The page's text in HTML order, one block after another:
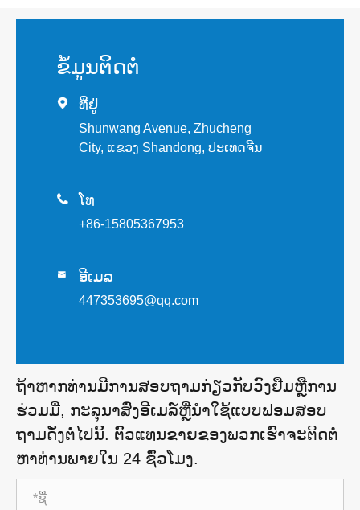
ຂໍ້​ມູນ​ຕິດ​ຕໍ່
 ທີ່ຢູ່
Shunwang Avenue, Zhucheng
City, ແຂວງ Shandong, ປະເທດຈີນ
 ໂທ
+86-15805367953
 ອີເມລ
447353695@qq.com
ຖ້າ​ຫາກ​ທ່ານ​ມີ​ການ​ສອບ​ຖາມ​ກ່ຽວ​ກັບ​ວົງ​ຢືມ​ຫຼື​ການ​
ຮ່ວມ​ມື​, ກະ​ລຸ​ນາ​ສົ່ງ​ອີ​ເມລ​໌​ຫຼື​ນໍາ​ໃຊ້​ແບບ​ຟອມ​ສອບ​
ຖາມ​ດັ່ງ​ຕໍ່​ໄປ​ນີ້​. ຕົວແທນຂາຍຂອງພວກເຮົາຈະຕິດຕໍ່
ຫາທ່ານພາຍໃນ 24 ຊົ່ວໂມງ.